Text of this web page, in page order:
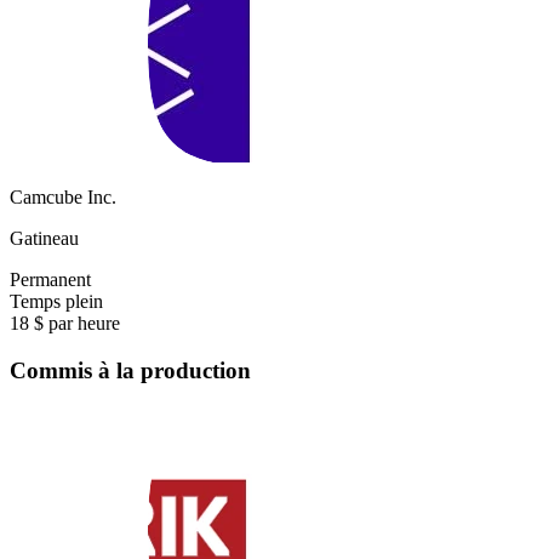
Camcube Inc.
Gatineau
Permanent
Temps plein
18 $ par heure
Commis à la production